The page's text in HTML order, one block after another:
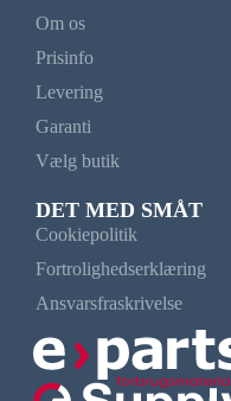
Om os
Prisinfo
Levering
Garanti
Vælg butik
DET MED SMÅT
Cookiepolitik
Fortrolighedserklæring
Ansvarsfraskrivelse